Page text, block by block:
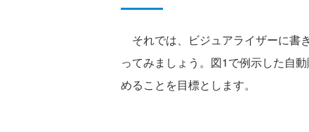
それでは、ビジュアライザーに書
ってみましょう。図1で例示した自
めることを目標とします。